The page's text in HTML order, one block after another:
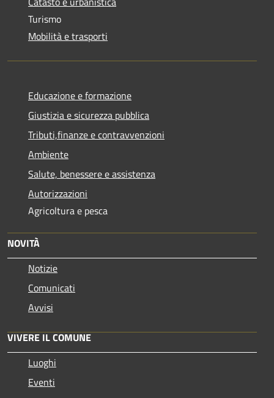
Turismo
Mobilità e trasporti
Educazione e formazione
Giustizia e sicurezza pubblica
Tributi,finanze e contravvenzioni
Ambiente
Salute, benessere e assistenza
Autorizzazioni
Agricoltura e pesca
NOVITÀ
Notizie
Comunicati
Avvisi
VIVERE IL COMUNE
Luoghi
Eventi